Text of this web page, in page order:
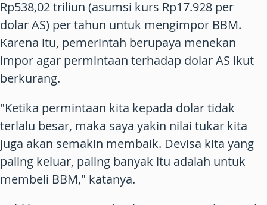
Rp538,02 triliun (asumsi kurs Rp17.928 per
dolar AS) per tahun untuk mengimpor BBM.
Karena itu, pemerintah berupaya menekan
impor agar permintaan terhadap dolar AS ikut
berkurang.
"Ketika permintaan kita kepada dolar tidak
terlalu besar, maka saya yakin nilai tukar kita
juga akan semakin membaik. Devisa kita yang
paling keluar, paling banyak itu adalah untuk
membeli BBM," katanya.